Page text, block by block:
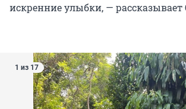
искренние улыбки, — рассказывает
1 из 17